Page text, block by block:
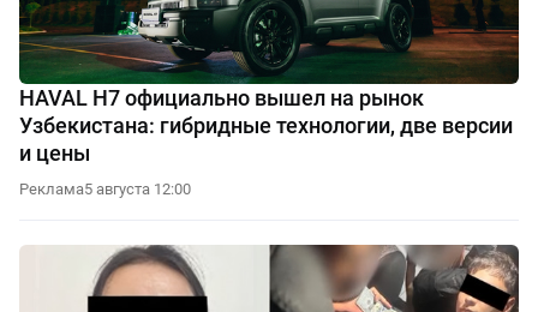
HAVAL H7 официально вышел на рынок
Узбекистана: гибридные технологии, две версии
и цены
Реклама5 августа 12:00